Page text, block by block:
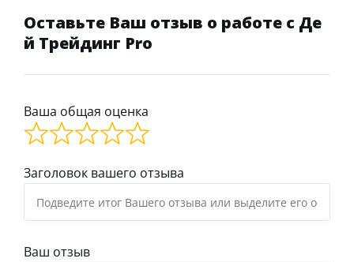
Оставьте Ваш отзыв о работе с Де
й Трейдинг Pro
Ваша общая оценка
Заголовок вашего отзыва
Ваш отзыв